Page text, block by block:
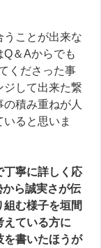
うことが出来な
Q＆Aからでも
くださった事
ジして出来た繋
積み重ねが人
ると思いま
丁寧に詳しく応
ら誠実さが伝
む様子を垣間
えている方に
を書いたほうが